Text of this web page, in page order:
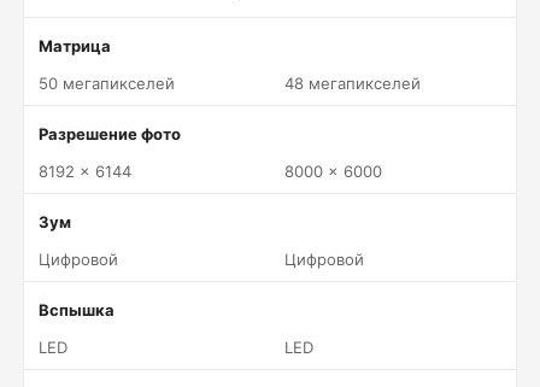
Матрица
50 мегапикселей
48 мегапикселей
Разрешение фото
8192 x 6144
8000 x 6000
Зум
Цифровой
Цифровой
Вспышка
LED
LED